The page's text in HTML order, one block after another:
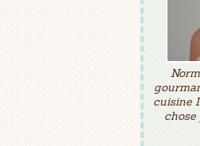
cuisine